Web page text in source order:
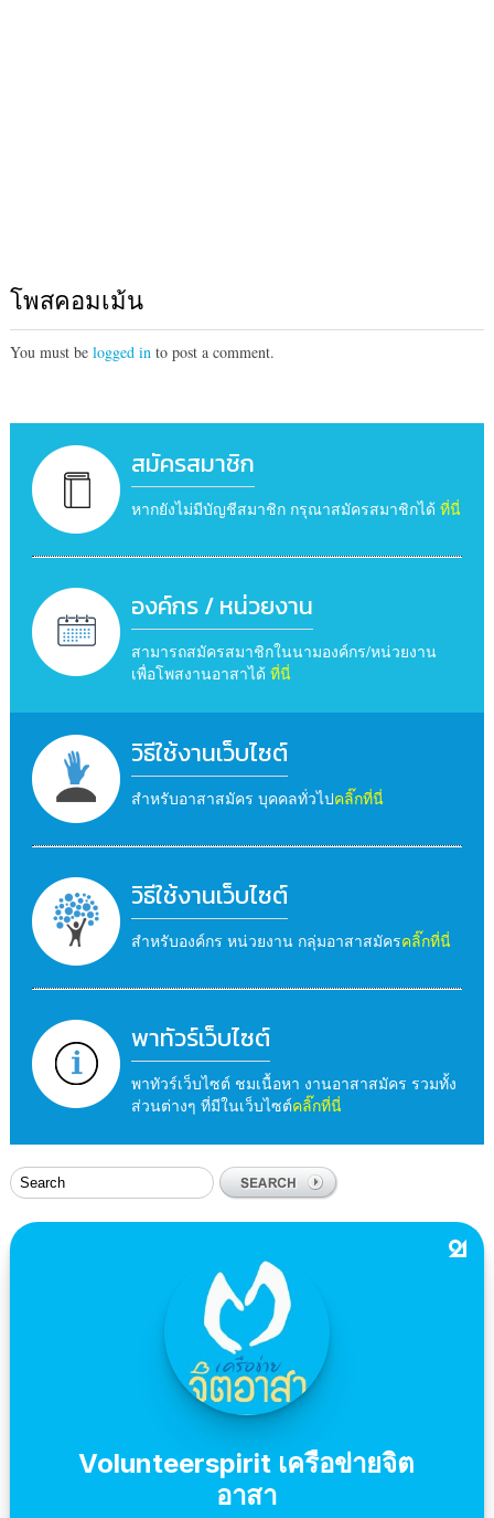
โพสคอมเม้น
You must be logged into post a comment.
สมัครสมาชิก
หากยังไม่มีบัญชีสมาชิก กรุณาสมัครสมาชิกได้ ที่นี่
องค์กร / หน่วยงาน
สามารถสมัครสมาชิกในนามองค์กร/หน่วยงาน
เพื่อโพสงานอาสาได้ ที่นี่
วิธีใช้งานเว็บไซต์
สำหรับอาสาสมัคร บุคคลทั่วไปคลิ๊กที่นี่
วิธีใช้งานเว็บไซต์
สำหรับองค์กร หน่วยงาน กลุ่มอาสาสมัครคลิ๊กที่นี่
พาทัวร์เว็บไซต์
พาทัวร์เว็บไซต์ ชมเนื้อหา งานอาสาสมัคร รวมทั้ง
ส่วนต่างๆ ที่มีในเว็บไซต์คลิ๊กที่นี่